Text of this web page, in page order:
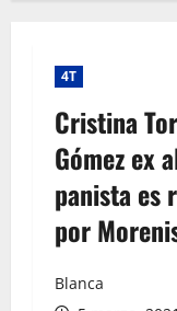
4T
Cristina
Gómez ex
panista es
por
Blanca